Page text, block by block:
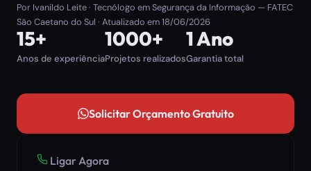
Por Ivanildo Leite· Tecnólogo em Segurança da Informação — FATEC
São Caetano do Sul · Atualizado em18/06/2026
15+
Anos de experiência
1000+
Projetos realizados
1 Ano
Garantia total
Solicitar Orçamento Gratuito
Ligar Agora